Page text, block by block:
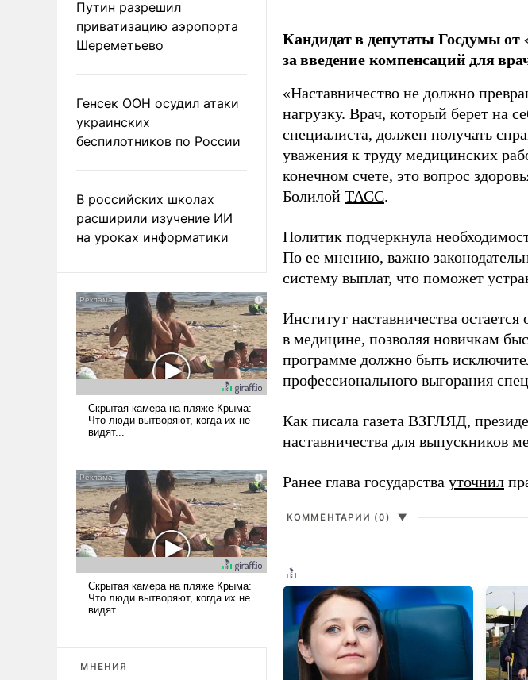
Путин разрешил
приватизацию аэропорта
Шереметьево
Генсек ООН осудил атаки
украинских
беспилотников по России
В российских школах
расширили изучение ИИ
на уроках информатики
МНЕНИЯ
Кандидат в депутаты Госдумы
за введение компенсаций для
«Наставничество не должно
нагрузку. Врач, который берет на
специалиста, должен получать
уважения к труду медицинских
конечном счете, это вопрос
Болилой ТАСС.
Политик подчеркнула
По ее мнению, важно
систему выплат, что поможет
Институт наставничества
в медицине, позволяя новичкам
программе должно быть
профессионального выгорания
Как писала газета ВЗГЛЯД,
наставничества для выпускников
Ранее глава государства уточнил
КОММЕНТАРИИ (0) ▼